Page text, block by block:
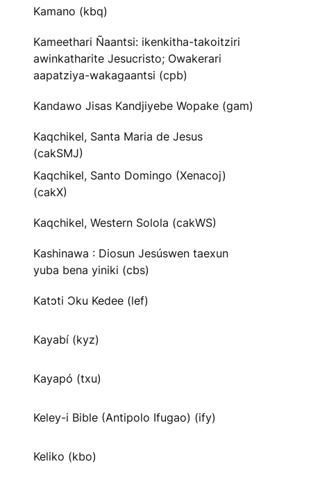
Kamano (kbq)
Kameethari Ñaantsi: ikenkitha-takoitziri
awinkatharite Jesucristo; Owakerari
aapatziya-wakagaantsi (cpb)
Kandawo Jisas Kandjiyebe Wopake (gam)
Kaqchikel, Santa Maria de Jesus
(cakSMJ)
Kaqchikel, Santo Domingo (Xenacoj)
(cakX)
Kaqchikel, Western Solola (cakWS)
Kashinawa : Diosun Jesúswen taexun
yuba bena yiniki (cbs)
Katɔti Ɔku Kedee (lef)
Kayabí (kyz)
Kayapó (txu)
Keley-i Bible (Antipolo Ifugao) (ify)
Keliko (kbo)